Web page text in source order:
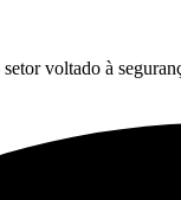
voltado à